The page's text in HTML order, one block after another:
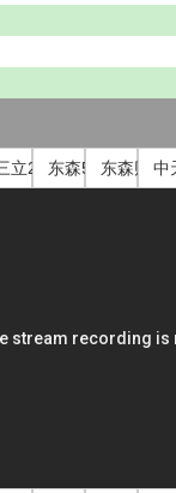
立2 东森51 东森财经
中